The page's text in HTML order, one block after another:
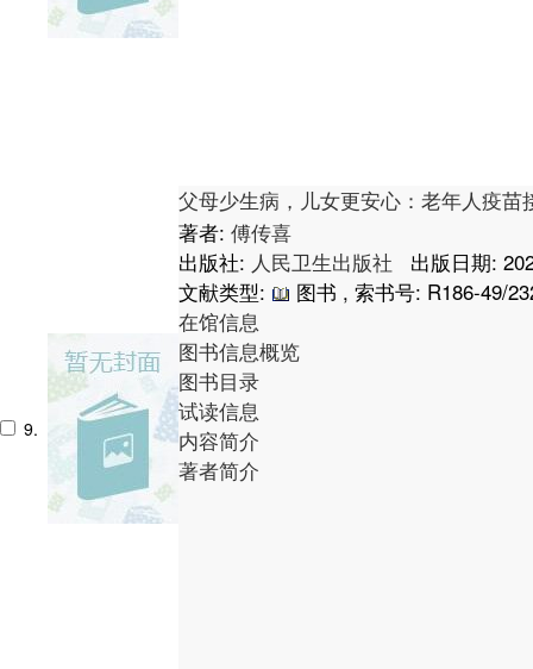
9.
父母少生病，儿女更安心：老年人疫
著者: 傅传喜
出版社: 人民卫生出版社
出版日期:
文献类型:
图书 , 索书号: R186-49/
在馆信息
图书信息概览
图书目录
试读信息
内容简介
著者简介